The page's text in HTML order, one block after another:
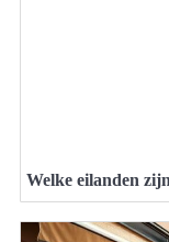
Welke eilanden